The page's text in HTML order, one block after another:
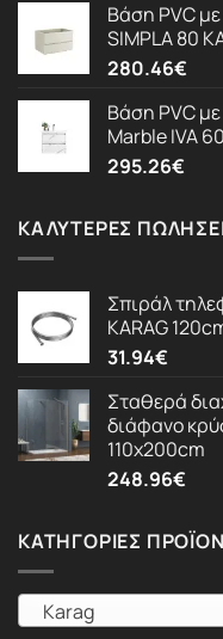
Βάση PVC
SIMPLA 80
280.46€
Βάση PVC
Marble IVA
295.26€
ΚΑΛΎΤΕΡΕΣ
Σπιράλ
KARAG
31.94€
Σταθερά
διάφανο
110x200cm
248.96€
ΚΑΤΗΓΟΡΊΕΣ
Karag